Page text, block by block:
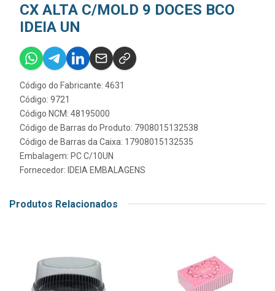
CX ALTA C/MOLD 9 DOCES BCO
IDEIA UN
Código do Fabricante: 4631
Código: 9721
Código NCM: 48195000
Código de Barras do Produto: 7908015132538
Código de Barras da Caixa: 17908015132535
Embalagem: PC C/10UN
Fornecedor: IDEIA EMBALAGENS
Produtos Relacionados